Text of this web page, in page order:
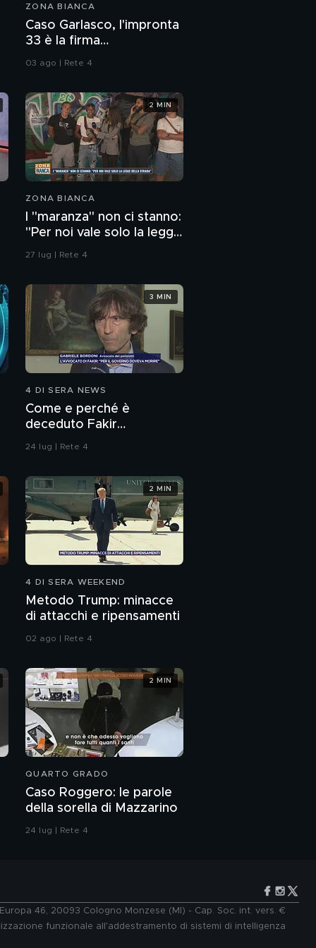
ZONA BIANCA
Caso Garlasco, l'impronta
33 è la firma
dell'assassino?
03 ago | Rete 4
ZONA BIANCA
I "maranza" non ci stanno:
"Per noi vale solo la legge
della strada"
27 lug | Rete 4
2 MIN
4 DI SERA NEWS
Come e perché è
deceduto Fakir
Abderrahim?
24 lug | Rete 4
3 MIN
4 DI SERA WEEKEND
Metodo Trump: minacce
di attacchi e ripensamenti
02 ago | Rete 4
2 MIN
QUARTO GRADO
Caso Roggero: le parole
della sorella di Mazzarino
24 lug | Rete 4
2 MIN
46, 20093 Cologno Monzese (MI) - Cap. Soc. int. vers. €
funzionale all'addestramento di sistemi di intelligenza